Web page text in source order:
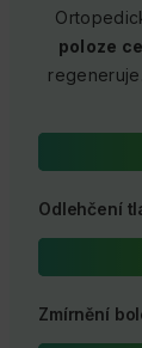
poloze
Odlehčení
Zmírnění